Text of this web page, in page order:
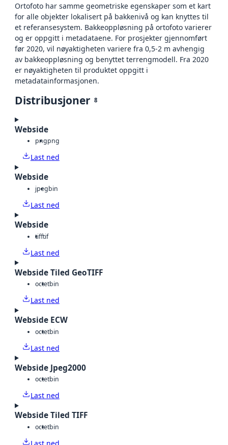
Ortofoto har samme geometriske egenskaper som et kart
for alle objekter lokalisert på bakkenivå og kan knyttes til
et referansesystem. Bakkeoppløsning på ortofoto varierer
og er oppgitt i metadataene. For prosjekter gjennomført
før 2020, vil nøyaktigheten variere fra 0,5-2 m avhengig
av bakkeoppløsning og benyttet terrengmodell. Fra 2020
er nøyaktigheten til produktet oppgitt i
metadatainformasjonen.
Distribusjoner 8
Webside
pngpng
Last ned
Webside
jpegbin
Last ned
Webside
tifftif
Last ned
Webside Tiled GeoTIFF
octetbin
Last ned
Webside ECW
octetbin
Last ned
Webside Jpeg2000
octetbin
Last ned
Webside Tiled TIFF
octetbin